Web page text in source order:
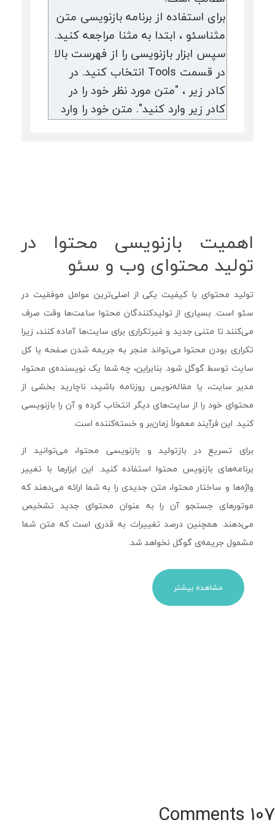
اهمیت بازنویسی محتوا در
تولید محتوای وب و سئو
تولید محتوای با کیفیت یکی از اصلی‌ترین عوامل موفقیت در
سئو است. بسیاری از تولیدکنندگان محتوا ساعت‌ها وقت صرف
می‌کنند تا متنی جدید و غیرتکراری برای سایت‌ها آماده کنند، زیرا
تکراری بودن محتوا می‌تواند منجر به جریمه شدن صفحه یا کل
سایت توسط گوگل شود. بنابراین، چه شما یک نویسنده‌ی محتوا،
مدیر سایت، یا مقاله‌نویس روزنامه باشید، ناچارید بخشی از
محتوای خود را از سایت‌های دیگر انتخاب کرده و آن را بازنویسی
کنید. این فرآیند معمولاً زمان‌بر و خسته‌کننده است.
برای تسریع در بازتولید و بازنویسی محتوا، می‌توانید از
برنامه‌های بازنویس محتوا استفاده کنید. این ابزارها با تغییر
واژه‌ها و ساختار محتوا، متن جدیدی را به شما ارائه می‌دهند که
موتورهای جستجو آن را به عنوان محتوای جدید تشخیص
می‌دهند. همچنین درصد تغییرات به قدری است که متن شما
مشمول جریمه‌ی گوگل نخواهد شد.
مشاهده بیشتر
107 Comments